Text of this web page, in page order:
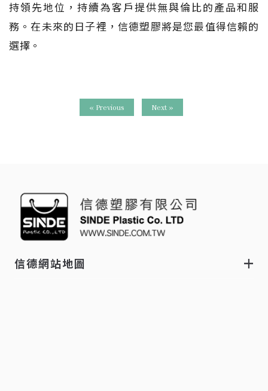
持領先地位，持續為客戶提供無與倫比的產品和服
務。在未來的日子裡，信德塑膠將是您最值得信賴的
選擇。
« Previous Next »
信德網站地圖